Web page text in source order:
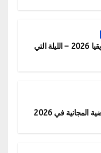
نصف نهائي أمم أفريقيا 2026 – الليلة التي
المجانية في 2026